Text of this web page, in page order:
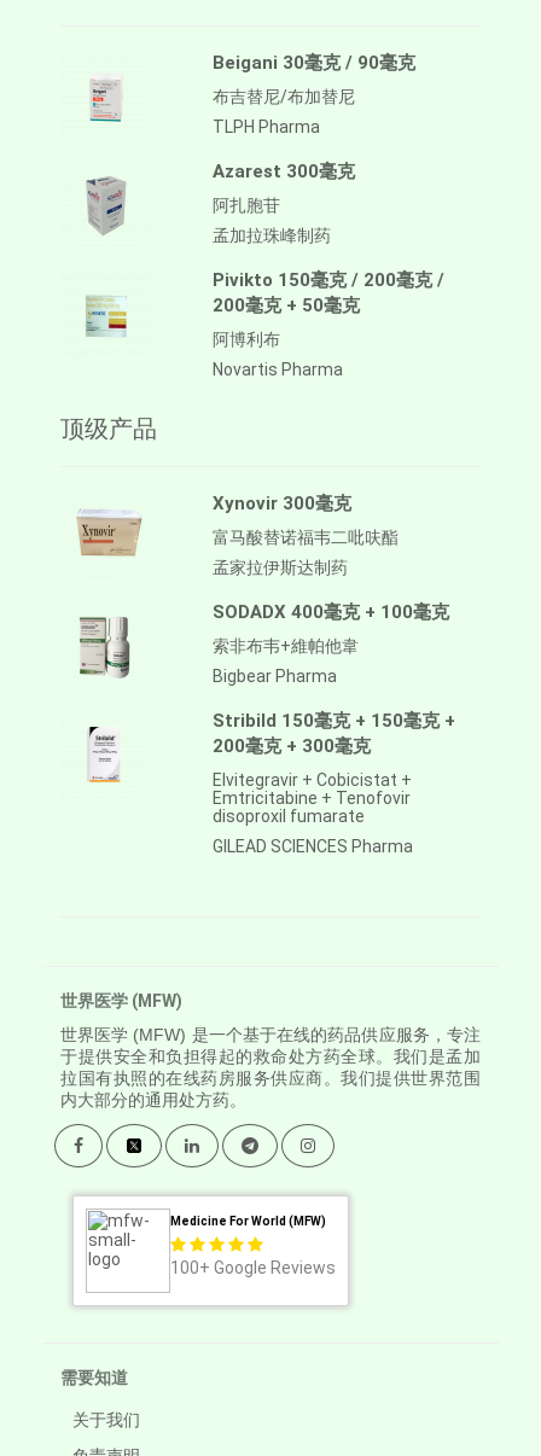
Beigani 30毫克 / 90毫克
布吉替尼/布加替尼
TLPH Pharma
Azarest 300毫克
阿扎胞苷
孟加拉珠峰制药
Pivikto 150毫克 / 200毫克 /
200毫克 + 50毫克
阿博利布
Novartis Pharma
顶级产品
Xynovir 300毫克
富马酸替诺福韦二吡呋酯
孟家拉伊斯达制药
SODADX 400毫克 + 100毫克
索非布韦+維帕他韋
Bigbear Pharma
Stribild 150毫克 + 150毫克 +
200毫克 + 300毫克
Elvitegravir + Cobicistat +
Emtricitabine + Tenofovir
disoproxil fumarate
GILEAD SCIENCES Pharma
世界医学 (MFW)
世界医学 (MFW) 是一个基于在线的药品供应服务，专注
于提供安全和负担得起的救命处方药全球。我们是孟加
拉国有执照的在线药房服务供应商。我们提供世界范围
内大部分的通用处方药。
Medicine For World (MFW)
100+ Google Reviews
需要知道
关于我们